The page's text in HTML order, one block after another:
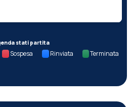
stati partita
Sospesa Rinviata Terminata